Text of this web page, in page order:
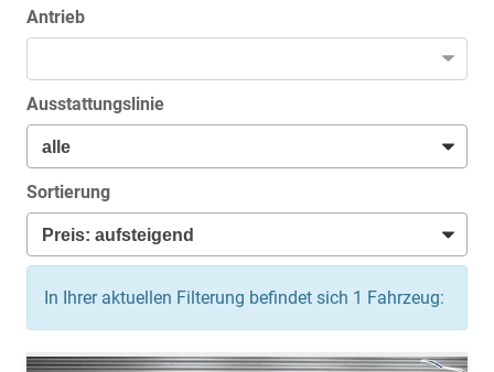
Antrieb
Ausstattungslinie
Sortierung
In Ihrer aktuellen Filterung befindet sich 1 Fahrzeug: